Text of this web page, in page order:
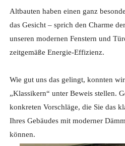
Altbauten haben einen ganz
das Gesicht – sprich den Charme
unseren modernen Fenstern und
zeitgemäße Energie-Effizienz.
Wie gut uns das gelingt, konnten
„Klassikern“ unter Beweis stellen.
konkreten Vorschläge, die Sie das
Ihres Gebäudes mit moderner
können.